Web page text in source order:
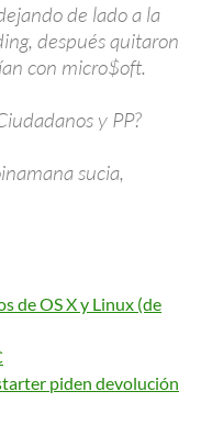
de lado a la
después quitaron
con micro$oft.
y PP?
sucia,
de OS X y Linux (de
piden devolución